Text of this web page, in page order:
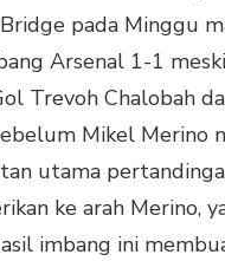
pada Minggu
Arsenal 1-1
Trevoh Chalobah
Mikel Merino
utama
ke arah Merino,
imbang ini